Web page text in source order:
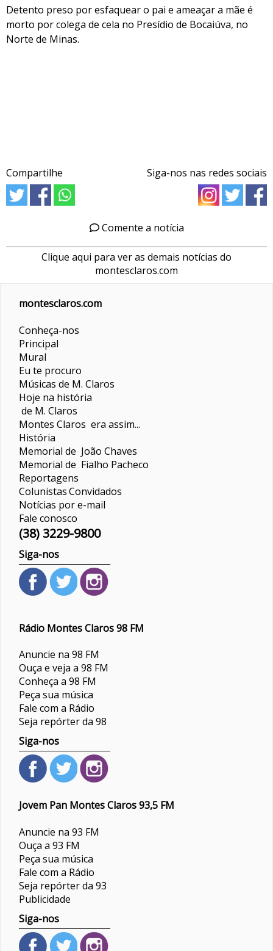
Detento preso por esfaquear o pai e ameaçar a mãe é
morto por colega de cela no Presídio de Bocaiúva, no
Norte de Minas.
Compartilhe Siga-nos nas redes sociais
Comente a notícia
Clique aqui para ver as demais notícias do
montesclaros.com
montesclaros.com
Conheça-nos
Principal
Mural
Eu te procuro
Músicas de M. Claros
Hoje na história
de M. Claros
Montes Claros era assim...
História
Memorial de João Chaves
Memorial de Fialho Pacheco
Reportagens
ColunistasConvidados
Notícias por e-mail
Fale conosco
(38) 3229-9800
Siga-nos
Rádio Montes Claros 98 FM
Anuncie na 98 FM
Ouça e veja a 98 FM
Conheça a 98 FM
Peça sua música
Fale com a Rádio
Seja repórter da 98
Siga-nos
Jovem Pan Montes Claros 93,5 FM
Anuncie na 93 FM
Ouça a 93 FM
Peça sua música
Fale com a Rádio
Seja repórter da 93
Publicidade
Siga-nos